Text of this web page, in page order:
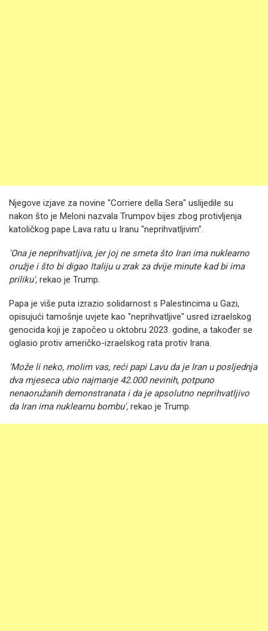
Njegove izjave za novine "Corriere della Sera" uslijedile su
nakon što je Meloni nazvala Trumpov bijes zbog protivljenja
katoličkog pape Lava ratu u Iranu "neprihvatljivim".
'Ona je neprihvatljiva, jer joj ne smeta što Iran ima nuklearno
oružje i što bi digao Italiju u zrak za dvije minute kad bi ima
priliku', rekao je Trump.
Papa je više puta izrazio solidarnost s Palestincima u Gazi,
opisujući tamošnje uvjete kao "neprihvatljive" usred izraelskog
genocida koji je započeo u oktobru 2023. godine, a također se
oglasio protiv američko-izraelskog rata protiv Irana.
'Može li neko, molim vas, reći papi Lavu da je Iran u posljednja
dva mjeseca ubio najmanje 42.000 nevinih, potpuno
nenaoružanih demonstranata i da je apsolutno neprihvatljivo
da Iran ima nuklearnu bombu', rekao je Trump.